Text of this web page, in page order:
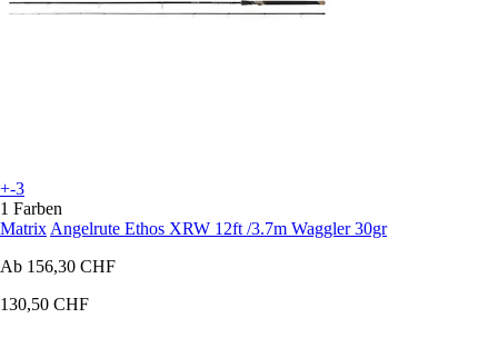
+-3
1 Farben
Matrix Angelrute Ethos XRW 12ft /3.7m Waggler 30gr
Ab 156,30 CHF
130,50 CHF